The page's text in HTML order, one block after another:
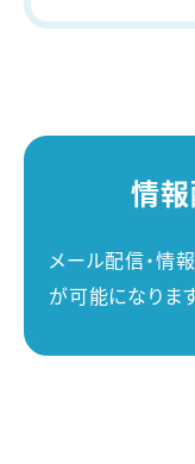
情報
メール配信・情
が可能になります